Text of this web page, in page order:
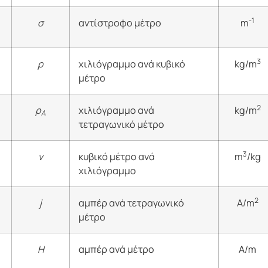
σ αντίστροφο μέτρο m-1
ρ
χιλιόγραμμο ανά κυβικό
μέτρο
kg/m3
ρΑ
χιλιόγραμμο ανά
τετραγωνικό μέτρο
kg/m2
v
κυβικό μέτρο ανά
χιλιόγραμμο
m3/kg
j
αμπέρ ανά τετραγωνικό
μέτρο
A/m2
H αμπέρ ανά μέτρο A/m